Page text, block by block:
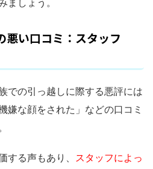
ましょう。
悪い口コミ：スタッフ
での引っ越しに際する悪評には
嫌な顔をされた」などの口コミ
する声もあり、 スタッフによっ